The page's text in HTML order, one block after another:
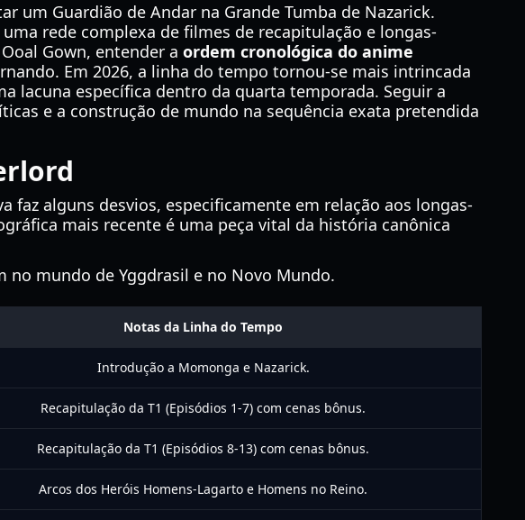
um Guardião de Andar na Grande Tumba de Nazarick.
rede complexa de filmes de recapitulação e longas-
Gown, entender a ordem cronológica do anime
Em 2026, a linha do tempo tornou-se mais intrincada
lacuna específica dentro da quarta temporada. Seguir a
e a construção de mundo na sequência exata pretendida
alguns desvios, especificamente em relação aos longas-
mais recente é uma peça vital da história canônica
mundo de Yggdrasil e no Novo Mundo.
Notas da Linha do Tempo
Introdução a Momonga e Nazarick.
Recapitulação da T1 (Episódios 1-7) com cenas bônus.
Recapitulação da T1 (Episódios 8-13) com cenas bônus.
Arcos dos Heróis Homens-Lagarto e Homens no Reino.